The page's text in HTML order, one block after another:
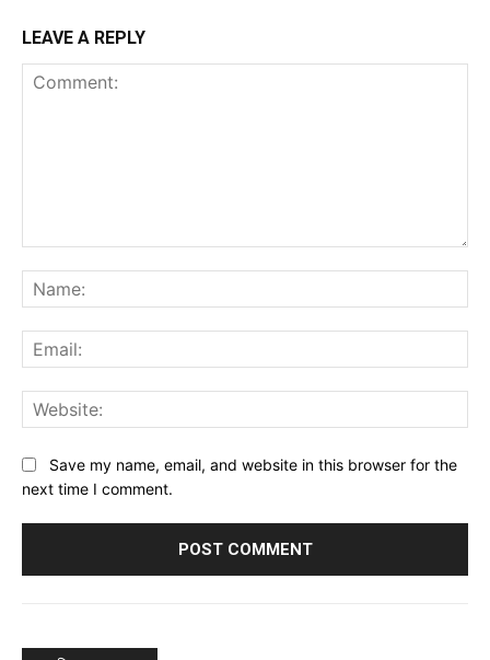
LEAVE A REPLY
Save my name, email, and website in this browser for the
next time I comment.